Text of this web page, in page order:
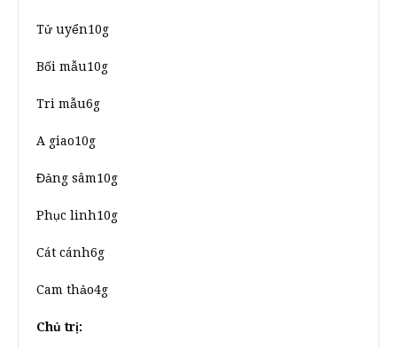
Tử uyển10g
Bối mẫu10g
Tri mẫu6g
A giao10g
Đảng sâm10g
Phục linh10g
Cát cánh6g
Cam thảo4g
Chủ trị: